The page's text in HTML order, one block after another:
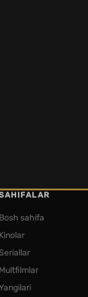
Bosh sahifa
Kinolar
Multfilmlar